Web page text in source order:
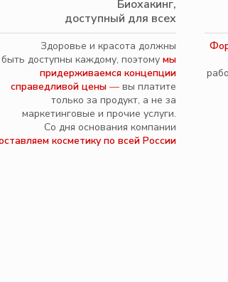
Биохакинг,
доступный для всех
Здоровье и красота должны
быть доступны каждому, поэтому мы
придерживаемся концепции
справедливой цены — вы платите
только за продукт, а не за
маркетинговые и прочие услуги.
Со дня основания компании
косметику по всей России